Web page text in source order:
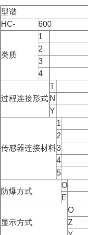
型谱
HC-
600
类质
1
2
3
4
过程连接形式
T
N
Y
传感器连接材料
1
2
3
4
5
防爆方式
O
E
显示方式
O
Z